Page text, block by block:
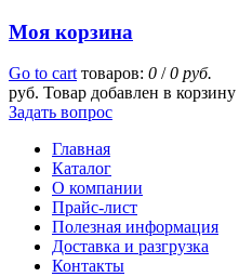
Моя корзина
Go to cart товаров: 0 /0 руб.
руб. Товар добавлен в корзину
Задать вопрос
Главная
Каталог
О компании
Прайс-лист
Полезная информация
Доставка и разгрузка
Контакты